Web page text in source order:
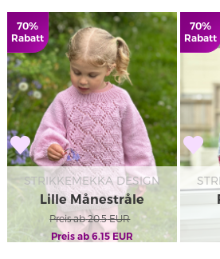
70%
Rabatt
STRIKKEMEKKA DESIGN
Lille Månestråle
Pullover
Preis ab 20.5EUR
Preis ab 6.15EUR
70%
Rabatt